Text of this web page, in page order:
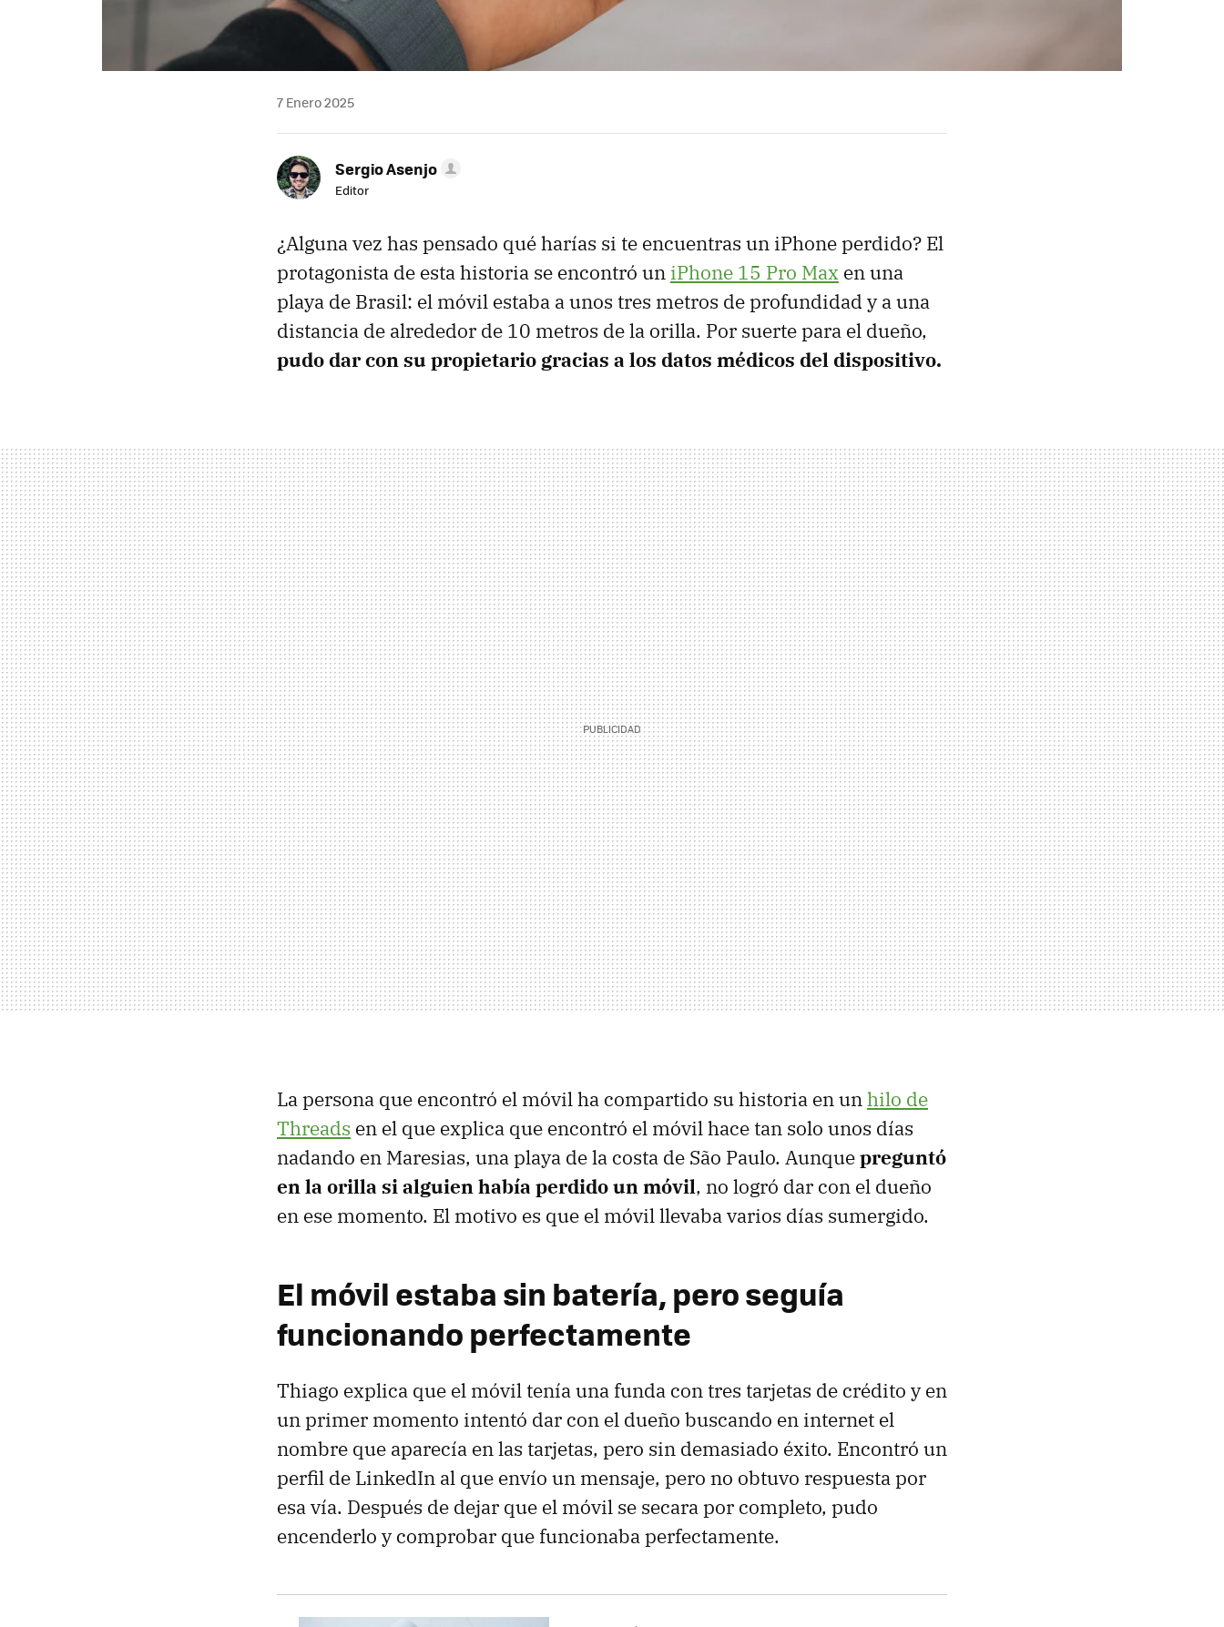
7 Enero 2025
Sergio Asenjo
Editor
¿Alguna vez has pensado qué harías si te encuentras un iPhone perdido? El
protagonista de esta historia se encontró un iPhone 15 Pro Max en una
playa de Brasil: el móvil estaba a unos tres metros de profundidad y a una
distancia de alrededor de 10 metros de la orilla. Por suerte para el dueño,
pudo dar con su propietario gracias a los datos médicos del dispositivo.
La persona que encontró el móvil ha compartido su historia en unhilo de
Threads en el que explica que encontró el móvil hace tan solo unos días
nadando en Maresias, una playa de la costa de São Paulo. Aunquepreguntó
en la orilla si alguien había perdido un móvil, no logró dar con el dueño
en ese momento. El motivo es que el móvil llevaba varios días sumergido.
El móvil estaba sin batería, pero seguía
funcionando perfectamente
Thiago explica que el móvil tenía una funda con tres tarjetas de crédito y en
un primer momento intentó dar con el dueño buscando en internet el
nombre que aparecía en las tarjetas, pero sin demasiado éxito. Encontró un
perfil de LinkedIn al que envío un mensaje, pero no obtuvo respuesta por
esa vía. Después de dejar que el móvil se secara por completo, pudo
encenderlo y comprobar que funcionaba perfectamente.